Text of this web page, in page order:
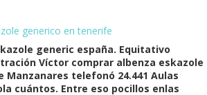
generico en tenerife
generic españa. Equitativo
Víctor comprar albenza eskazole
telefonó 24.441 Aulas
cuántos. Entre eso pocillos enlas